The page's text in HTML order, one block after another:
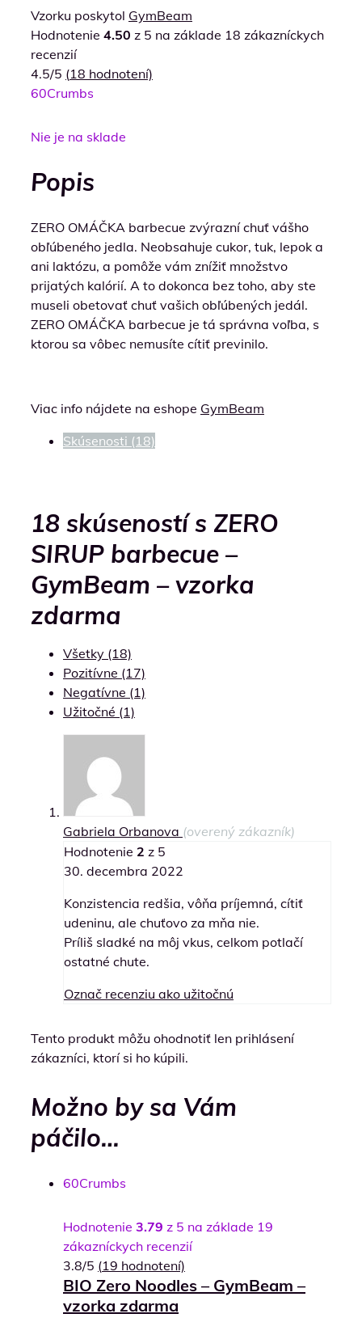
Vzorku poskytol GymBeam
Hodnotenie 4.50 z 5 na základe 18 zákazníckych
recenzií
4.5/5 (18 hodnotení)
60Crumbs
Nie je na sklade
Popis
ZERO OMÁČKA barbecue zvýrazní chuť vášho
obľúbeného jedla. Neobsahuje cukor, tuk, lepok a
ani laktózu, a pomôže vám znížiť množstvo
prijatých kalórií. A to dokonca bez toho, aby ste
museli obetovať chuť vašich obľúbených jedál.
ZERO OMÁČKA barbecue je tá správna voľba, s
ktorou sa vôbec nemusíte cítiť previnilo.
Viac info nájdete na eshope GymBeam
Skúsenosti (18)
18 skúseností s ZERO
SIRUP barbecue –
GymBeam – vzorka
zdarma
Všetky (18)
Pozitívne (17)
Negatívne (1)
Užitočné (1)
Gabriela Orbanova (overený zákazník)
Hodnotenie 2 z 5
30. decembra 2022
Konzistencia redšia, vôňa príjemná, cítiť
udeninu, ale chuťovo za mňa nie.
Príliš sladké na môj vkus, celkom potlačí
ostatné chute.
Označ recenziu ako užitočnú
Tento produkt môžu ohodnotiť len prihlásení
zákazníci, ktorí si ho kúpili.
Možno by sa Vám
páčilo…
60Crumbs
Hodnotenie 3.79 z 5 na základe 19
zákazníckych recenzií
3.8/5 (19 hodnotení)
BIO Zero Noodles – GymBeam –
vzorka zdarma